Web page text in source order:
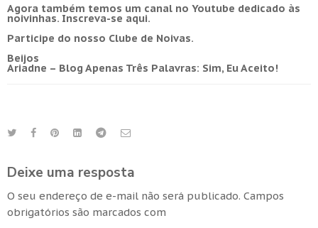
Agora também temos um canal no Youtube dedicado às
noivinhas. Inscreva-se aqui.
Participe do nosso Clube de Noivas.
Beijos
Ariadne – Blog Apenas Três Palavras: Sim, Eu Aceito!
Deixe uma resposta
O seu endereço de e-mail não será publicado. Campos
obrigatórios são marcados com